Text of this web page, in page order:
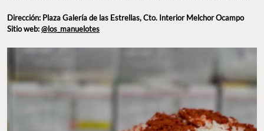
Dirección: Plaza Galería de las Estrellas, Cto. Interior Melchor Ocampo
Sitio web:@los_manuelotes